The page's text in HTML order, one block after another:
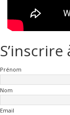
Prénom
Nom
Email